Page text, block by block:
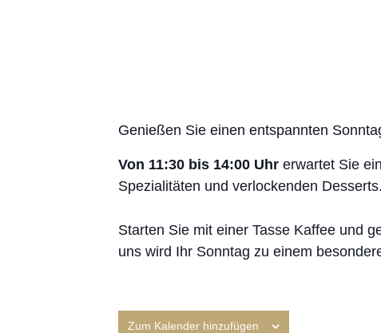
Genießen Sie einen entspannten
Von 11:30 bis 14:00 Uhr erwartet Sie
Spezialitäten und verlockenden Desserts.
Starten Sie mit einer Tasse Kaffee und
uns wird Ihr Sonntag zu einem
Zum Kalender hinzufügen